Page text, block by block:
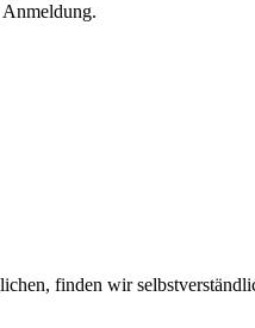
Anmeldung.
finden wir